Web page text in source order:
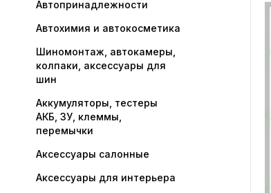
Автопринадлежности
Автохимия и автокосметика
Шиномонтаж, автокамеры,
колпаки, аксессуары для
шин
Аккумуляторы, тестеры
АКБ, ЗУ, клеммы,
перемычки
Аксессуары салонные
Аксессуары для интерьера